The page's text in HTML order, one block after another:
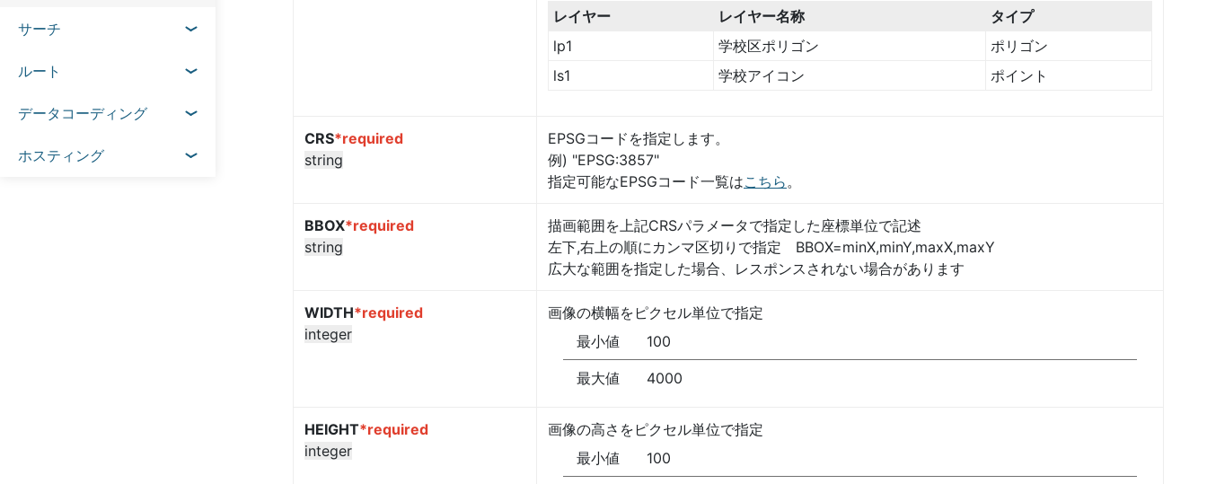
サーチ
ルート
データコーディング
ホスティング
レイヤー
レイヤー名称
タイプ
lp1
学校区ポリゴン
ポリゴン
ls1
学校アイコン ポイント
CRS*required
string
EPSGコードを指定します。
例) "EPSG:3857"
指定可能なEPSGコード一覧はこちら 。
BBOX*required
string
描画範囲を上記CRSパラメータで指定した座標単位で記述
左下,右上の順にカンマ区切りで指定 BBOX=minX,minY,maxX,maxY
広大な範囲を指定した場合、レスポンスされない場合があります
WIDTH*required
integer
画像の横幅をピクセル単位で指定
最小値
100
最大値 4000
HEIGHT*required
integer
画像の高さをピクセル単位で指定
最小値
100